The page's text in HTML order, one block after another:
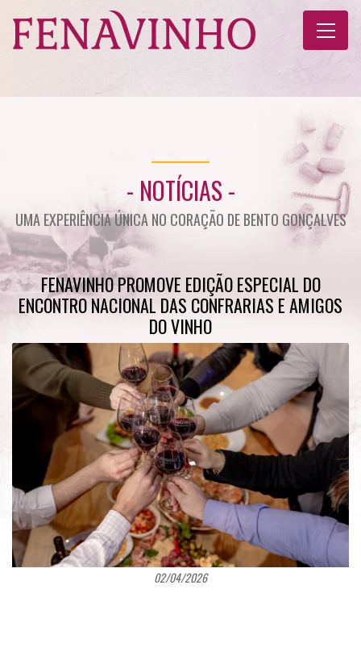
- NOTÍCIAS -
UMA EXPERIÊNCIA ÚNICA NO CORAÇÃO DE BENTO GONÇALVES
FENAVINHO PROMOVE EDIÇÃO ESPECIAL DO
ENCONTRO NACIONAL DAS CONFRARIAS E AMIGOS
DO VINHO
02/04/2026